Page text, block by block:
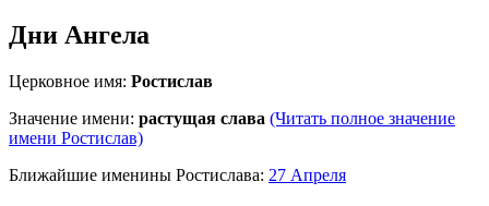
Дни Ангела
Церковное имя: Ростислав
Значение имени: растущая слава (Читать полное значение
имени Ростислав)
Ближайшие именины Ростислава: 27 Апреля